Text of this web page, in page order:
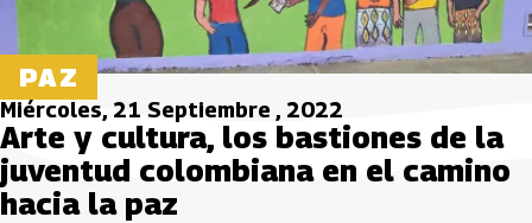
PAZ
Miércoles, 21 Septiembre , 2022
Arte y cultura, los bastiones de la
juventud colombiana en el camino
hacia la paz